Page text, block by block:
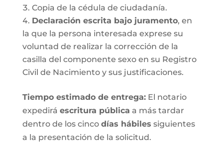
Copia de la cédula de ciudadanía.
Declaración escrita bajo juramento, en
la que la persona interesada exprese su
voluntad de realizar la corrección de la
casilla del componente sexo en su Registro
Civil de Nacimiento y sus justificaciones.
Tiempo estimado de entrega:El notario
expedirá escritura pública a más tardar
dentro de los cinco días hábiles siguientes
a la presentación de la solicitud.